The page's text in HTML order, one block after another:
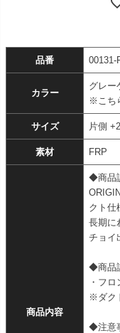
品番 00131-
カラー
グレー
※こち
サイズ 片側
素材 FRP
商品内容
◆商品
クト仕
長期に
チョイ
◆商品
・フ
※ダク
◆注意